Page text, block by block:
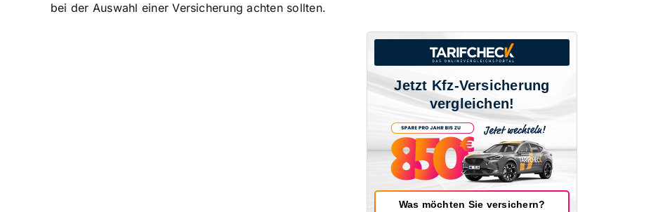
bei der Auswahl einer Versicherung achten sollten.
Jetzt Kfz-Versicherung
vergleichen!
Was möchten Sie versichern?